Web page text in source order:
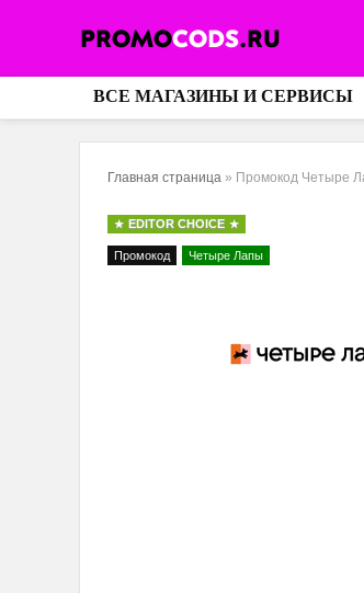
ВСЕ МАГАЗИНЫ И СЕРВИСЫ
Главная страница » Промокод Четыре
EDITOR CHOICE
Промокод Четыре Лапы